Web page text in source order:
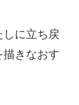
しに立ち戻
描きなおす